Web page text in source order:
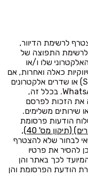
לרשימת הדיוור,
לרשימת התפוצה של
שלו ו/או
כאלה ואחרות, אם
כהודעות דוא"ל, מסרונים (SMS) או שדרים אלקטרונים
אחרים, כדוגמת פניות ב- WhatsApp. בכלל זה,
את הזכות לפרסם
שירותים משלימים.
הודעות פרסומת
חוק התקשורת (בזק ושידורים) (תיקון מס' 40),
לבחור שלא להצטרף
להסיר את פרטיו
לכך באתר והן
הודעת הפרסומת והן